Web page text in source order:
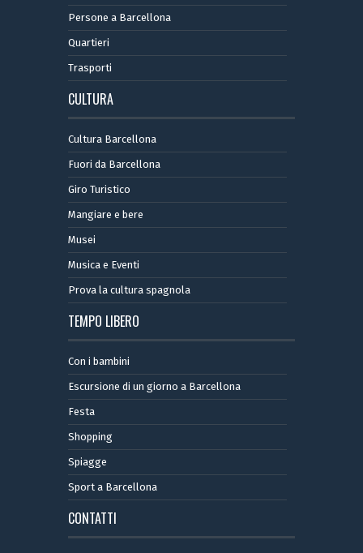
Persone a Barcellona
Quartieri
Trasporti
CULTURA
Cultura Barcellona
Fuori da Barcellona
Giro Turistico
Mangiare e bere
Musei
Musica e Eventi
Prova la cultura spagnola
TEMPO LIBERO
Con i bambini
Escursione di un giorno a Barcellona
Festa
Shopping
Spiagge
Sport a Barcellona
CONTATTI